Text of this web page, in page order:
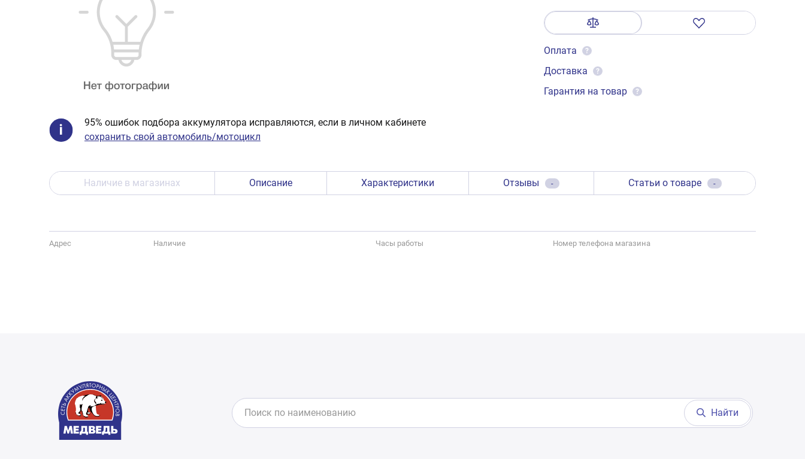
95% ошибок подбора аккумулятора исправляются, если в личном кабинете
сохранить свой автомобиль/мотоцикл
Оплата ?
Доставка ?
Гарантия на товар ?
Наличие в магазинах Описание Характеристики Отзывы - Статьи о товаре -
Адрес Наличие Часы работы Номер телефона магазина
Найти